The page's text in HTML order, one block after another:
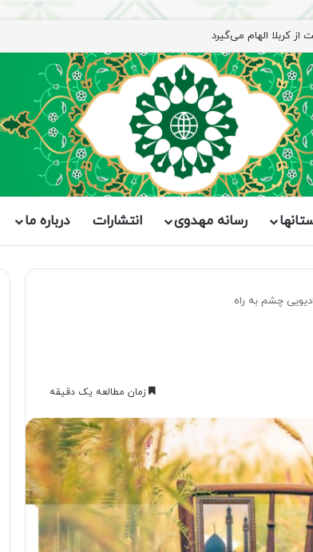
رسانه مهدوی انتشارات درباره ما
چشم به راه
زمان مطالعه یک دقیقه